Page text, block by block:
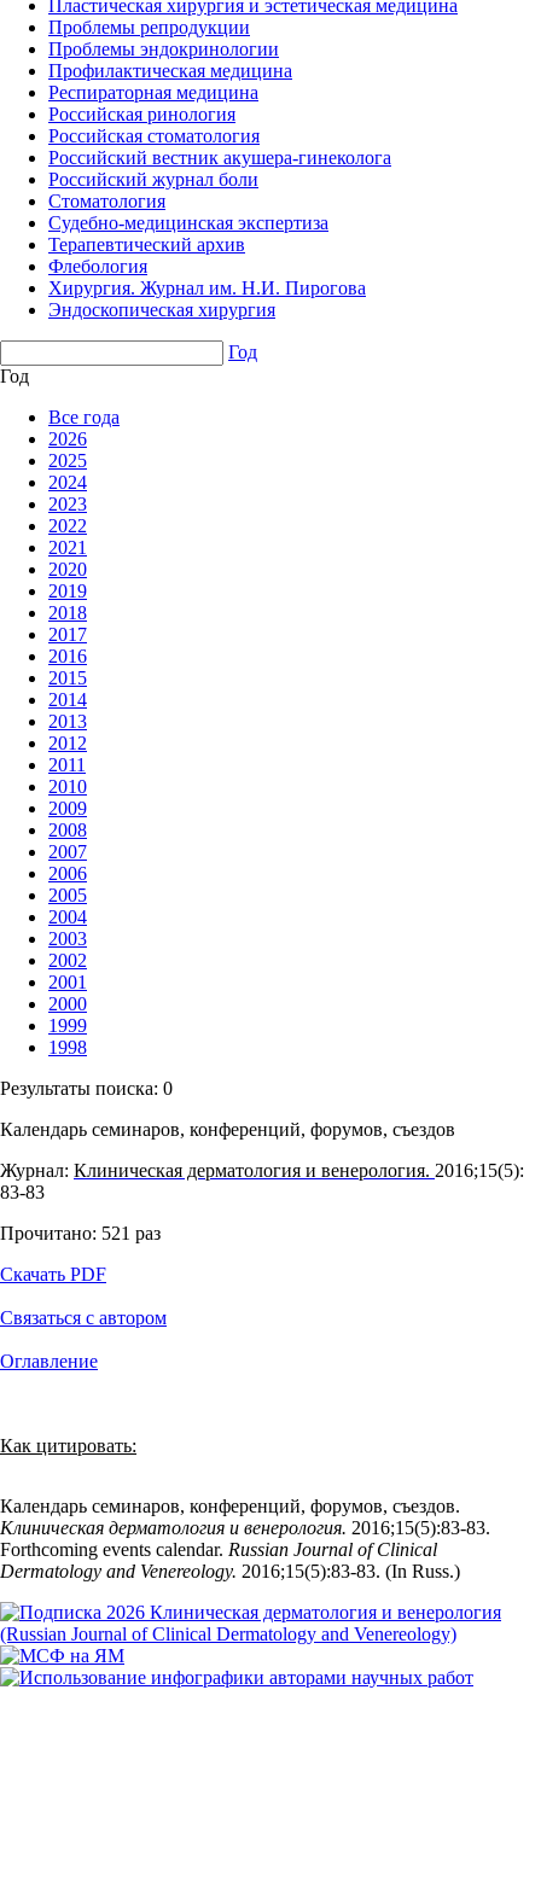
Пластическая хирургия и эстетическая медицина
Проблемы репродукции
Проблемы эндокринологии
Профилактическая медицина
Респираторная медицина
Российская ринология
Российская стоматология
Российский вестник акушера-гинеколога
Российский журнал боли
Стоматология
Судебно-медицинская экспертиза
Терапевтический архив
Флебология
Хирургия. Журнал им. Н.И. Пирогова
Эндоскопическая хирургия
Год
Год
Все года
2026
2025
2024
2023
2022
2021
2020
2019
2018
2017
2016
2015
2014
2013
2012
2011
2010
2009
2008
2007
2006
2005
2004
2003
2002
2001
2000
1999
1998
Результаты поиска: 0
Календарь семинаров, конференций, форумов, съездов
Журнал: Клиническая дерматология и венерология. 2016;15(5):
83‑83
Прочитано: 521 раз
Скачать PDF
Связаться с автором
Оглавление
Как цитировать:
Календарь семинаров, конференций, форумов, съездов.
Клиническая дерматология и венерология. 2016;15(5):83‑83.
Forthcoming events calendar. Russian Journal of Clinical
Dermatology and Venereology. 2016;15(5):83‑83. (In Russ.)